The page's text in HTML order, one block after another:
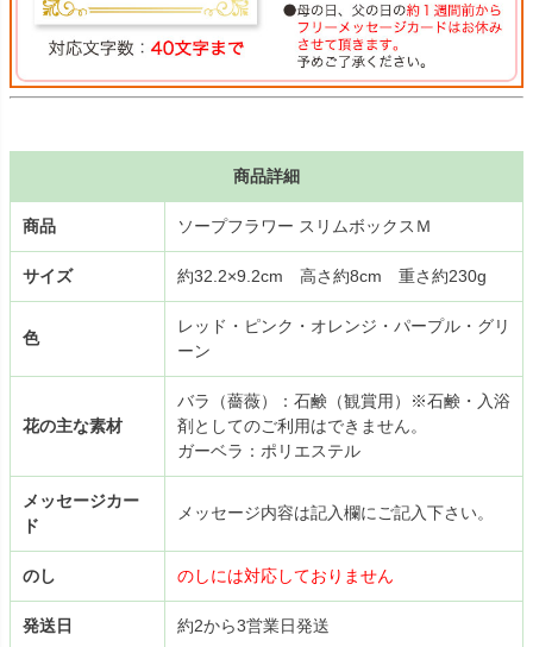
商品詳細
商品 ソープフラワー スリムボックスＭ
サイズ 約32.2×9.2cm 高さ約8cm 重さ約230g
色
レッド・ピンク・オレンジ・パープル・グリ
ーン
花の主な素材
バラ（薔薇）：石鹸（観賞用）※石鹸・入浴
剤としてのご利用はできません。
ガーベラ：ポリエステル
メッセージカー
ド
メッセージ内容は記入欄にご記入下さい。
のし のしには対応しておりません
発送日 約2から3営業日発送